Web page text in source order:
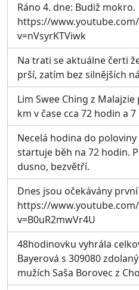
Ráno 4. dne: Budiž mokro.
https://
v=nVsyrKTViwk
Na trati se aktuálne čerti
prší, zatím bez silnějších
Lim Swee Ching z
km v čase cca 72 hodin a
Necelá hodina do poloviny
startuje běh na 72 hodin.
dusno, bezvětří.
Dnes jsou očekávány
https://
v=B0uR2mwVr4U
48hodinovku vyhrála
Bayerová s 309080
mužích Saša Borovec z